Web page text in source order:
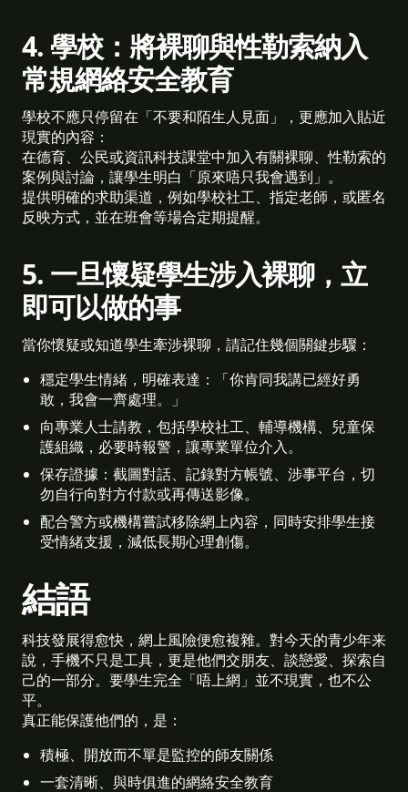
4. 學校：將裸聊與性勒索納入
常規網絡安全教育
學校不應只停留在「不要和陌生人見面」，更應加入貼近
現實的內容：
在德育、公民或資訊科技課堂中加入有關裸聊、性勒索的
案例與討論，讓學生明白「原來唔只我會遇到」。
提供明確的求助渠道，例如學校社工、指定老師，或匿名
反映方式，並在班會等場合定期提醒。
5. 一旦懷疑學生涉入裸聊，立
即可以做的事
當你懷疑或知道學生牽涉裸聊，請記住幾個關鍵步驟：
穩定學生情緒，明確表達：「你肯同我講已經好勇
敢，我會一齊處理。」
向專業人士請教，包括學校社工、輔導機構、兒童保
護組織，必要時報警，讓專業單位介入。
保存證據：截圖對話、記錄對方帳號、涉事平台，切
勿自行向對方付款或再傳送影像。
配合警方或機構嘗試移除網上內容，同時安排學生接
受情緒支援，減低長期心理創傷。
結語
科技發展得愈快，網上風險便愈複雜。對今天的青少年来
說，手機不只是工具，更是他們交朋友、談戀愛、探索自
己的一部分。要學生完全「唔上網」並不現實，也不公
平。
真正能保護他們的，是：
積極、開放而不單是監控的師友關係
一套清晰、與時俱進的網絡安全教育